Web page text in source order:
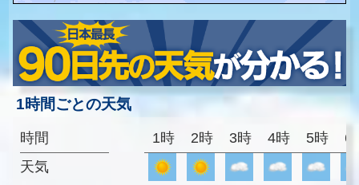
1時間ごとの天気
時間
天気
1時 2時 3時 4時 5時 6